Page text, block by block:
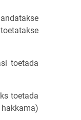
toetada
toetada